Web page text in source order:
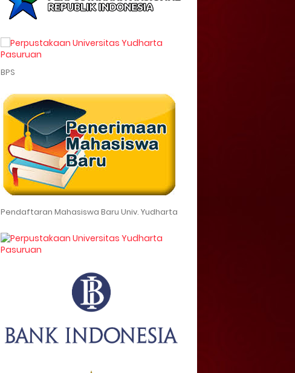
BPS
Pendaftaran Mahasiswa Baru Univ. Yudharta